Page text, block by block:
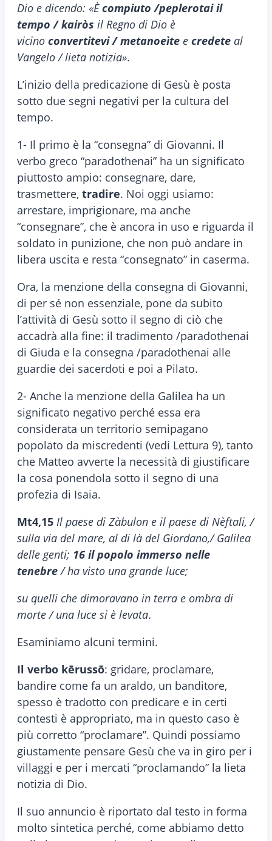
Dio e dicendo: «Ècompiuto /peplerotai il
tempo / kairòs il Regno di Dio è
vicino convertitevi / metanoeìte e credete al
Vangelo / lieta notizia».
L’inizio della predicazione di Gesù è posta
sotto due segni negativi per la cultura del
tempo.
1- Il primo è la “consegna” di Giovanni. Il
verbo greco “paradothenai” ha un significato
piuttosto ampio: consegnare, dare,
trasmettere, tradire. Noi oggi usiamo:
arrestare, imprigionare, ma anche
“consegnare”, che è ancora in uso e riguarda il
soldato in punizione, che non può andare in
libera uscita e resta “consegnato” in caserma.
Ora, la menzione della consegna di Giovanni,
di per sé non essenziale, pone da subito
l’attività di Gesù sotto il segno di ciò che
accadrà alla fine: il tradimento /paradothenai
di Giuda e la consegna /paradothenai alle
guardie dei sacerdoti e poi a Pilato.
2- Anche la menzione della Galilea ha un
significato negativo perché essa era
considerata un territorio semipagano
popolato da miscredenti (vedi Lettura 9), tanto
che Matteo avverte la necessità di giustificare
la cosa ponendola sotto il segno di una
profezia di Isaia.
Mt4,15 Il paese di Zàbulon e il paese di Nèftali, /
sulla via del mare, al di là del Giordano,/ Galilea
delle genti; 16 il popolo immerso nelle
tenebre/ ha visto una grande luce;
su quelli che dimoravano in terra e ombra di
morte / una luce si è levata.
Esaminiamo alcuni termini.
Il verbo kērussō: gridare, proclamare,
bandire come fa un araldo, un banditore,
spesso è tradotto con predicare e in certi
contesti è appropriato, ma in questo caso è
più corretto “proclamare”. Quindi possiamo
giustamente pensare Gesù che va in giro per i
villaggi e per i mercati “proclamando” la lieta
notizia di Dio.
Il suo annuncio è riportato dal testo in forma
molto sintetica perché, come abbiamo detto